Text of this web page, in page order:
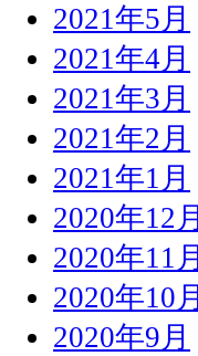
2021年5月
2021年4月
2021年3月
2021年2月
2021年1月
2020年12月
2020年11月
2020年10月
2020年9月